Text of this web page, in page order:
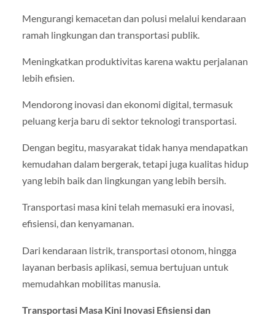
Mengurangi kemacetan dan polusi melalui kendaraan
ramah lingkungan dan transportasi publik.
Meningkatkan produktivitas karena waktu perjalanan
lebih efisien.
Mendorong inovasi dan ekonomi digital, termasuk
peluang kerja baru di sektor teknologi transportasi.
Dengan begitu, masyarakat tidak hanya mendapatkan
kemudahan dalam bergerak, tetapi juga kualitas hidup
yang lebih baik dan lingkungan yang lebih bersih.
Transportasi masa kini telah memasuki era inovasi,
efisiensi, dan kenyamanan.
Dari kendaraan listrik, transportasi otonom, hingga
layanan berbasis aplikasi, semua bertujuan untuk
memudahkan mobilitas manusia.
Transportasi Masa Kini Inovasi Efisiensi dan